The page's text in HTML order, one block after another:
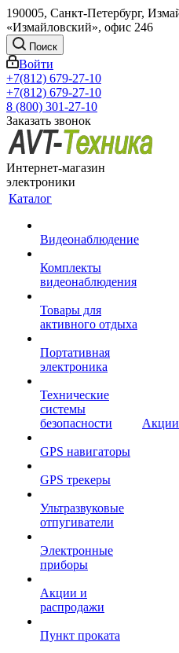
190005, Санкт-Петербург,
«Измайловский», офис 246
Поиск
Войти
+7(812) 679-27-10
+7(812) 679-27-10
8 (800) 301-27-10
Заказать звонок
Интернет-магазин
электроники
Каталог
Видеонаблюдение
Комплекты
видеонаблюдения
Товары для
активного отдыха
Портативная
электроника
Технические
системы
безопасности
GPS навигаторы
GPS трекеры
Ультразвуковые
отпугиватели
Электронные
приборы
Акции и
распродажи
Пункт проката
Акции